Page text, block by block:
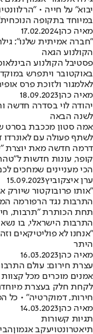
יבוא" על חייה •
במיוחד בתקופה
מאיה כהן17.02.2024
"חברה אמיתית שלנו":
הקולנוע הגאה
באוקטובר ויתפרש
לאלמגור ולזוכת פרס
מאיה כהן18.09.2023
יהודה לוי בסדרה חדשה
לשנה הבאה
אמה סטון מככבת בסרט
לשתף פעולה עם לאונרדו
דרמה חדשה מאת יוצרת
קופר, עונות חדשות
הכי מעניינים שמחכים
ערן איצקוביץ15.09.2023
"אותו פרובוקטור
התרבות נגד הרפורמה
תחת הכותרת "תרבות,
התרבות הישראלי, בו
"אנחנו לא פוליטיקאים
היתר
מאיה כהן16.03.2023
עצרת חירום: עולם
אמנים מוכרים מכל
לקחת חלק בעצרת
חירות, דמוקרטיה" • כל
מאיה כהן14.03.2023
תגיות קשורות
תיאטרונטויעקב אגמון